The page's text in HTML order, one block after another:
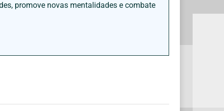
promove novas mentalidades e combate